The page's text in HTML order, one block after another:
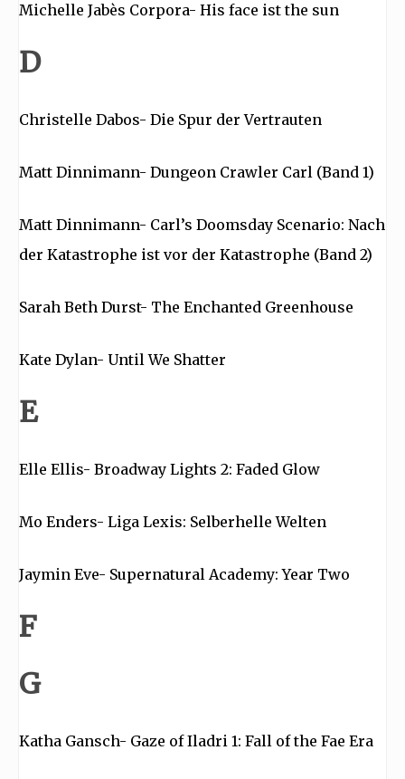
Michelle Jabès Corpora- His face ist the sun
D
Christelle Dabos- Die Spur der Vertrauten
Matt Dinnimann- Dungeon Crawler Carl (Band 1)
Matt Dinnimann- Carl’s Doomsday Scenario: Nach
der Katastrophe ist vor der Katastrophe (Band 2)
Sarah Beth Durst- The Enchanted Greenhouse
Kate Dylan- Until We Shatter
E
Elle Ellis- Broadway Lights 2: Faded Glow
Mo Enders- Liga Lexis: Selberhelle Welten
Jaymin Eve- Supernatural Academy: Year Two
F
G
Katha Gansch- Gaze of Iladri 1: Fall of the Fae Era